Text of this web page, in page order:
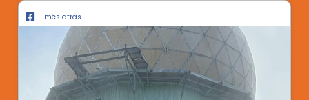
1 mês atrás